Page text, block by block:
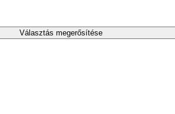
Választás megerősítése